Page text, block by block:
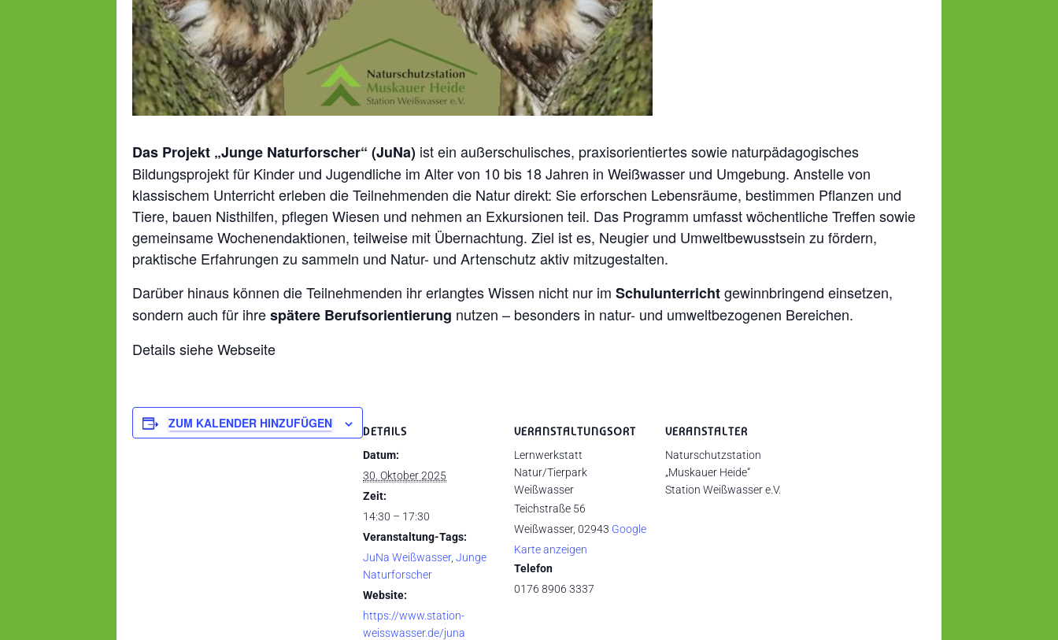
Das Projekt „Junge Naturforscher“ (JuNa) ist ein außerschulisches, praxisorientiertes sowie naturpädagogisches
Bildungsprojekt für Kinder und Jugendliche im Alter von 10 bis 18 Jahren in Weißwasser und Umgebung. Anstelle von
klassischem Unterricht erleben die Teilnehmenden die Natur direkt: Sie erforschen Lebensräume, bestimmen Pflanzen und
Tiere, bauen Nisthilfen, pflegen Wiesen und nehmen an Exkursionen teil. Das Programm umfasst wöchentliche Treffen sowie
gemeinsame Wochenendaktionen, teilweise mit Übernachtung. Ziel ist es, Neugier und Umweltbewusstsein zu fördern,
praktische Erfahrungen zu sammeln und Natur- und Artenschutz aktiv mitzugestalten.
Darüber hinaus können die Teilnehmenden ihr erlangtes Wissen nicht nur im Schulunterrichtgewinnbringend einsetzen,
sondern auch für ihrespätere Berufsorientierung nutzen – besonders in natur- und umweltbezogenen Bereichen.
Details siehe Webseite
ZUM KALENDER HINZUFÜGEN
DETAILS
Datum:
30. Oktober 2025
Zeit:
14:30 – 17:30
Veranstaltung-Tags:
JuNa Weißwasser, Junge
Naturforscher
Website:
https://www.station-
weisswasser.de/juna
VERANSTALTUNGSORT
Lernwerkstatt
Natur/Tierpark
Weißwasser
Teichstraße 56
Weißwasser, 02943 Google
Karte anzeigen
Telefon
0176 8906 3337
VERANSTALTER
Naturschutzstation
„Muskauer Heide“
Station Weißwasser e.V.